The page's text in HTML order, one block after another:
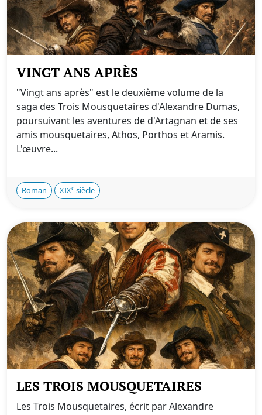
VINGT ANS APRÈS
"Vingt ans après" est le deuxième volume de la
saga des Trois Mousquetaires d'Alexandre Dumas,
poursuivant les aventures de d'Artagnan et de ses
amis mousquetaires, Athos, Porthos et Aramis.
L'œuvre...
Roman XIXe siècle
LES TROIS MOUSQUETAIRES
Les Trois Mousquetaires, écrit par Alexandre